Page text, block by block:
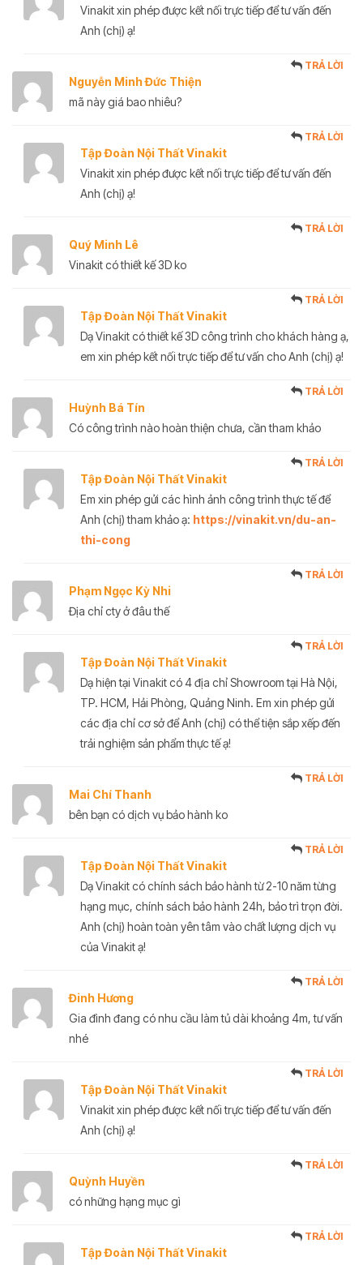
Vinakit xin phép được kết nối trực tiếp để tư vấn đến
Anh (chị) ạ!
Nguyễn Minh Đức Thiện
TRẢ LỜI
mã này giá bao nhiêu?
Tập Đoàn Nội Thất Vinakit
TRẢ LỜI
Vinakit xin phép được kết nối trực tiếp để tư vấn đến
Anh (chị) ạ!
Quý Minh Lê
TRẢ LỜI
Vinakit có thiết kế 3D ko
Tập Đoàn Nội Thất Vinakit
TRẢ LỜI
Dạ Vinakit có thiết kế 3D công trình cho khách hàng ạ,
em xin phép kết nối trực tiếp để tư vấn cho Anh (chị) ạ!
Huỳnh Bá Tín
TRẢ LỜI
Có công trình nào hoàn thiện chưa, cần tham khảo
Tập Đoàn Nội Thất Vinakit
TRẢ LỜI
Em xin phép gửi các hình ảnh công trình thực tế để
Anh (chị) tham khảo ạ: https://vinakit.vn/du-an-
thi-cong
Phạm Ngọc Kỳ Nhi
TRẢ LỜI
Địa chỉ cty ở đâu thế
Tập Đoàn Nội Thất Vinakit
TRẢ LỜI
Dạ hiện tại Vinakit có 4 địa chỉ Showroom tại Hà Nội,
TP. HCM, Hải Phòng, Quảng Ninh. Em xin phép gửi
các địa chỉ cơ sở để Anh (chị) có thể tiện sắp xếp đến
trải nghiệm sản phẩm thực tế ạ!
Mai Chí Thanh
TRẢ LỜI
bên bạn có dịch vụ bảo hành ko
Tập Đoàn Nội Thất Vinakit
TRẢ LỜI
Dạ Vinakit có chính sách bảo hành từ 2-10 năm từng
hạng mục, chính sách bảo hành 24h, bảo trì trọn đời.
Anh (chị) hoàn toàn yên tâm vào chất lượng dịch vụ
của Vinakit ạ!
Đinh Hương
TRẢ LỜI
Gia đình đang có nhu cầu làm tủ dài khoảng 4m, tư vấn
nhé
Tập Đoàn Nội Thất Vinakit
TRẢ LỜI
Vinakit xin phép được kết nối trực tiếp để tư vấn đến
Anh (chị) ạ!
Quỳnh Huyền
TRẢ LỜI
có những hạng mục gì
Tập Đoàn Nội Thất Vinakit
TRẢ LỜI